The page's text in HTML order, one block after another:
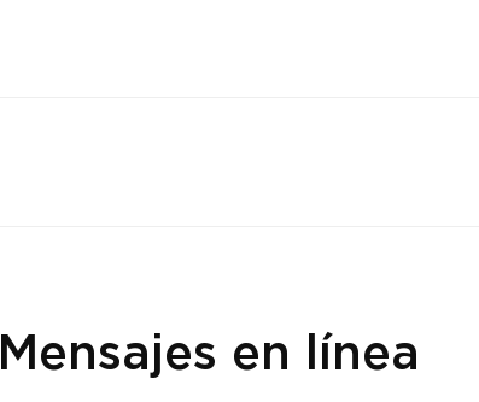
Mensajes en línea